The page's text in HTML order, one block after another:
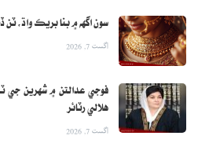
سون اگهه ۾ بنا بريڪ واڌ، ٽن ڏينهن ۾ تولو
اگست 7, 2026
فوجي عدالتن ۾ شهرين جي
هلالي رٽائر
اگست 7, 2026